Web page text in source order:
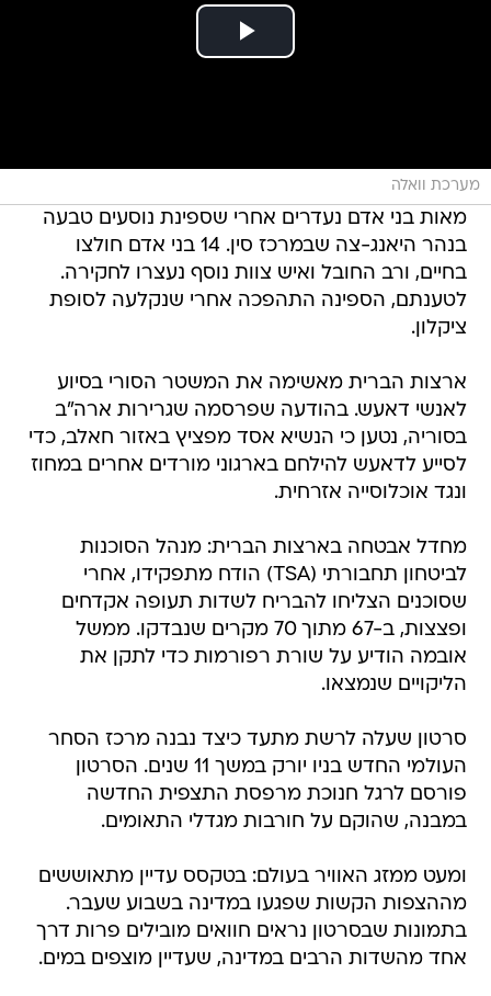
מערכת וואלה
מאות בני אדם נעדרים אחרי שספינת נוסעים טבעה
בנהר היאנג-צה שבמרכז סין. 14 בני אדם חולצו
בחיים, ורב החובל ואיש צוות נוסף נעצרו לחקירה.
לטענתם, הספינה התהפכה אחרי שנקלעה לסופת
ציקלון.
ארצות הברית מאשימה את המשטר הסורי בסיוע
לאנשי דאעש. בהודעה שפרסמה שגרירות ארה"ב
בסוריה, נטען כי הנשיא אסד מפציץ באזור חאלב, כדי
לסייע לדאעש להילחם בארגוני מורדים אחרים במחוז
ונגד אוכלוסייה אזרחית.
מחדל אבטחה בארצות הברית: מנהל הסוכנות
לביטחון תחבורתי (TSA) הודח מתפקידו, אחרי
שסוכנים הצליחו להבריח לשדות תעופה אקדחים
ופצצות, ב-67 מתוך 70 מקרים שנבדקו. ממשל
אובמה הודיע על שורת רפורמות כדי לתקן את
הליקויים שנמצאו.
סרטון שעלה לרשת מתעד כיצד נבנה מרכז הסחר
העולמי החדש בניו יורק במשך 11 שנים. הסרטון
פורסם לרגל חנוכת מרפסת התצפית החדשה
במבנה, שהוקם על חורבות מגדלי התאומים.
ומעט ממזג האוויר בעולם: בטקסס עדיין מתאוששים
מההצפות הקשות שפגעו במדינה בשבוע שעבר.
בתמונות שבסרטון נראים חוואים מובילים פרות דרך
אחד מהשדות הרבים במדינה, שעדיין מוצפים במים.